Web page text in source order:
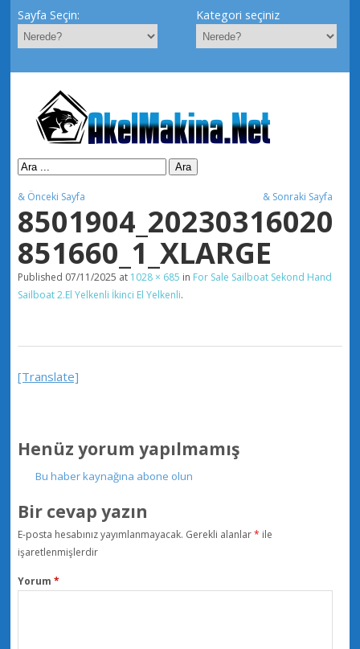
Sayfa Seçin: Kategori seçiniz
& Önceki Sayfa & Sonraki Sayfa
8501904_20230316020
851660_1_XLARGE
Published 07/11/2025 at 1028 × 685 in For Sale Sailboat Sekond Hand
Sailboat 2.El Yelkenli İkinci El Yelkenli.
[Translate]
Henüz yorum yapılmamış
Bu haber kaynağına abone olun
Bir cevap yazın
E-posta hesabınız yayımlanmayacak. Gerekli alanlar* ile
işaretlenmişlerdir
Yorum *